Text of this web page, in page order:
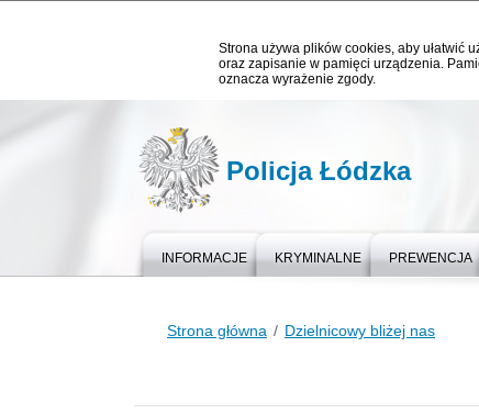
Strona używa plików cookies, aby ułatwić
oraz zapisanie w pamięci urządzenia.
oznacza wyrażenie zgody.
Policja Łódzka
INFORMACJE KRYMINALNE PREWENCJA
Strona główna Dzielnicowy bliżej nas